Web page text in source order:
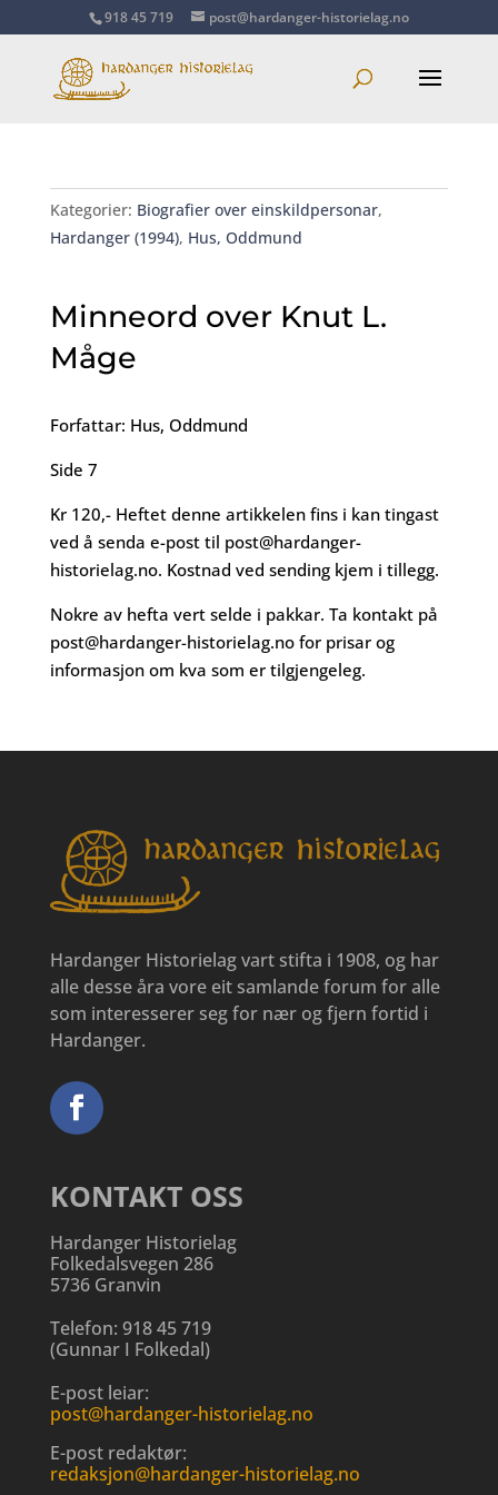
918 45 719 post@hardanger-historielag.no
Kategorier: Biografier over einskildpersonar,
Hardanger (1994), Hus, Oddmund
Minneord over Knut L.
Måge
Forfattar: Hus, Oddmund
Side 7
Kr 120,- Heftet denne artikkelen fins i kan tingast
ved å senda e-post til post@hardanger-
historielag.no. Kostnad ved sending kjem i tillegg.
Nokre av hefta vert selde i pakkar. Ta kontakt på
post@hardanger-historielag.nofor prisar og
informasjon om kva som er tilgjengeleg.
Hardanger Historielag vart stifta i 1908, og har
alle desse åra vore eit samlande forum for alle
som interesserer seg for nær og fjern fortid i
Hardanger.
KONTAKT OSS
Hardanger Historielag
Folkedalsvegen 286
5736 Granvin
Telefon: 918 45 719
(Gunnar I Folkedal)
E-post leiar:
post@hardanger-historielag.no
E-post redaktør:
redaksjon@hardanger-historielag.no